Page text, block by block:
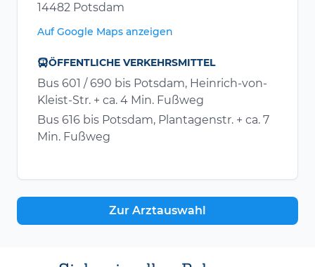
14482 Potsdam
Auf Google Maps anzeigen
ÖFFENTLICHE VERKEHRSMITTEL
Bus 601 / 690 bis Potsdam, Heinrich-von-
Kleist-Str. + ca. 4 Min. Fußweg
Bus 616 bis Potsdam, Plantagenstr. + ca. 7
Min. Fußweg
Zur Arztauswahl